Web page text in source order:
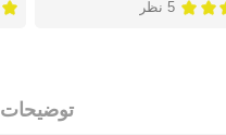
5 نظر
توضیحات